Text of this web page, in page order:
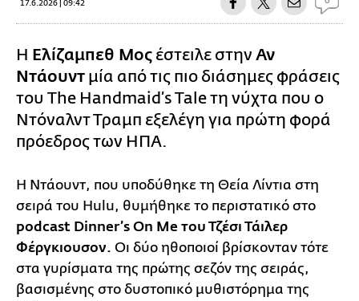
17.6.2026 | 09:42
Η Ελίζαμπεθ Μος έστειλε στην Αν
Ντάουντ μία από τις πιο διάσημες φράσεις
του The Handmaid’s Tale τη νύχτα που ο
Ντόναλντ Τραμπ εξελέγη για πρώτη φορά
πρόεδρος των ΗΠΑ.
Η Ντάουντ, που υποδύθηκε τη Θεία Λίντια στη
σειρά του Hulu, θυμήθηκε το περιστατικό στο
podcast Dinner’s On Me του Τζέσι Τάιλερ
Φέργκιουσον. Οι δύο ηθοποιοί βρίσκονταν τότε
στα γυρίσματα της πρώτης σεζόν της σειράς,
βασισμένης στο δυστοπικό μυθιστόρημα της